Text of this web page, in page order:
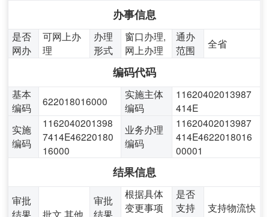
办事信息
是否
网办
可网上办
理
办理
形式
窗口办理,
网上办理
通办
范围
全省
编码代码
基本
编码
622018016000
实施主体
编码
11620402013987
414E
实施
编码
1162040201398
7414E46220180
16000
业务办理
编码
11620402013987
414E4622018016
00001
结果信息
审批
结果
批文,其他
审批
结果
根据具体
变更事项
是否
支持
支持物流快